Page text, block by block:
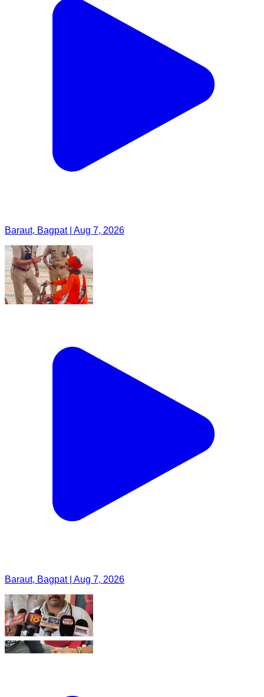
Baraut, Bagpat | Aug 7, 2026
Baraut, Bagpat | Aug 7, 2026